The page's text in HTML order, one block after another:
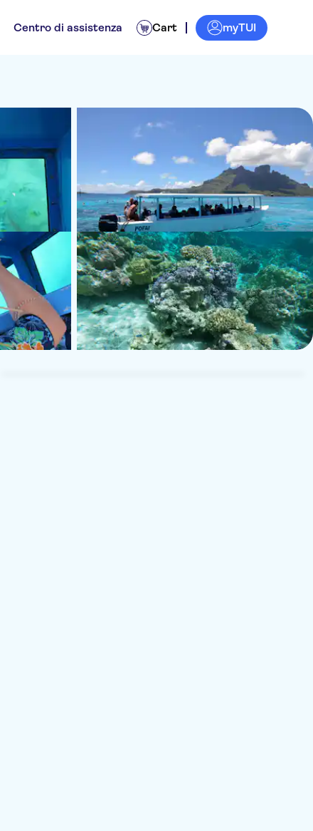
Centro di assistenza Cart myTUI